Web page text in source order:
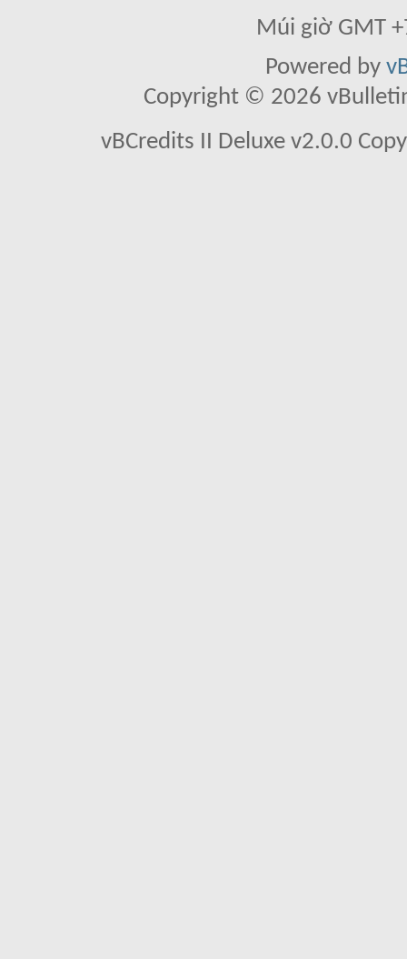
Múi giờ GMT
Powered by
Copyright © 2026
vBCredits II Deluxe v2.0.0